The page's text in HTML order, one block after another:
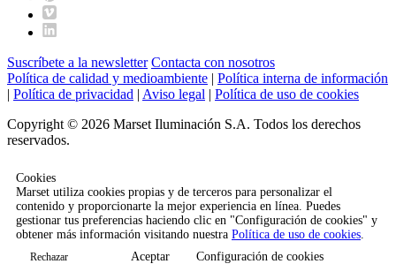
Suscríbete a la newsletter Contacta con nosotros
Política de calidad y medioambiente | Política interna de información
| Política de privacidad | Aviso legal | Política de uso de cookies
Copyright © 2026 Marset Iluminación S.A. Todos los derechos
reservados.
Cookies
Marset utiliza cookies propias y de terceros para personalizar el
contenido y proporcionarte la mejor experiencia en línea. Puedes
gestionar tus preferencias haciendo clic en "Configuración de cookies" y
obtener más información visitando nuestra Política de uso de cookies
Rechazar Aceptar Configuración de cookies